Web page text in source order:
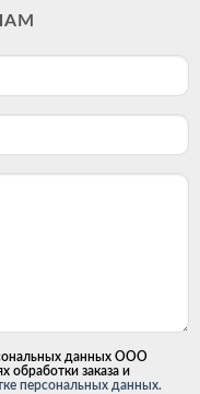
данных ООО
обработки заказа и
персональных данных.